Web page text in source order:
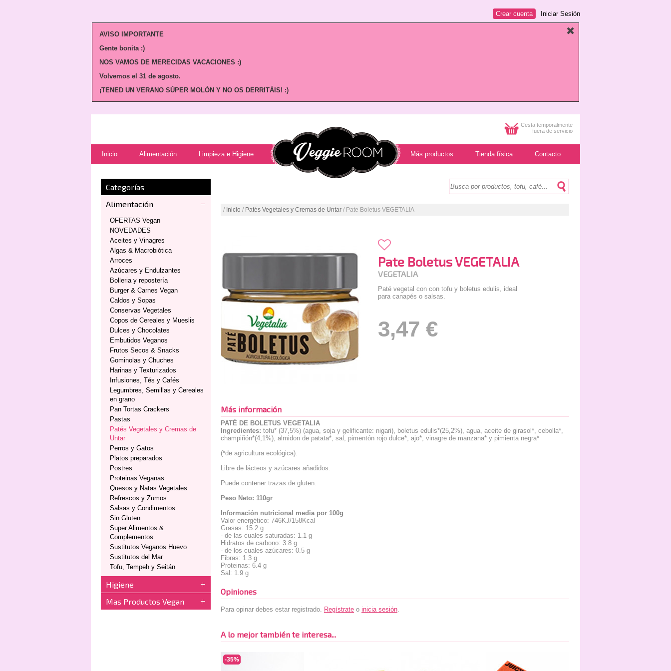
Iniciar Sesión
Crear cuenta
AVISO IMPORTANTE
Gente bonita :)
NOS VAMOS DE MERECIDAS VACACIONES :)
Volvemos el 31 de agosto.
¡TENED UN VERANO SÚPER MOLÓN Y NO OS DERRITÁIS! :)
Cesta temporalmente
fuera de servicio
Inicio Alimentación Limpieza e Higiene Más productos Tienda física Contacto
Categorías
Alimentación
OFERTAS Vegan
NOVEDADES
Aceites y Vinagres
Algas & Macrobiótica
Arroces
Azúcares y Endulzantes
Bolleria y repostería
Burger & Carnes Vegan
Caldos y Sopas
Conservas Vegetales
Copos de Cereales y Mueslis
Dulces y Chocolates
Embutidos Veganos
Frutos Secos & Snacks
Gominolas y Chuches
Harinas y Texturizados
Infusiones, Tés y Cafés
Legumbres, Semillas y Cereales
en grano
Pan Tortas Crackers
Pastas
Patés Vegetales y Cremas de
Untar
Perros y Gatos
Platos preparados
Postres
Proteinas Veganas
Quesos y Natas Vegetales
Refrescos y Zumos
Salsas y Condimentos
Sin Gluten
Super Alimentos &
Complementos
Sustitutos Veganos Huevo
Sustitutos del Mar
Tofu, Tempeh y Seitán
Higiene
Mas Productos Vegan
/ Inicio / Patés Vegetales y Cremas de Untar / Pate Boletus VEGETALIA
Pate Boletus VEGETALIA
VEGETALIA
Paté vegetal con con tofu y boletus edulis, ideal
para canapés o salsas.
3,47 €
Más información
PATÉ DE BOLETUS VEGETALIA
Ingredientes: tofu* (37,5%) (agua, soja y gelificante: nigari), boletus edulis*(25,2%), agua, aceite de girasol*, cebolla*,
champiñón*(4,1%), almidon de patata*, sal, pimentón rojo dulce*, ajo*, vinagre de manzana* y pimienta negra*
(*de agricultura ecológica).
Libre de lácteos y azúcares añadidos.
Puede contener trazas de gluten.
Peso Neto: 110gr
Información nutricional media por 100g
Valor energético: 746KJ/158Kcal
Grasas: 15.2 g
- de las cuales saturadas: 1.1 g
Hidratos de carbono: 3.8 g
- de los cuales azúcares: 0.5 g
Fibras: 1.3 g
Proteinas: 6.4 g
Sal: 1.9 g
Opiniones
Para opinar debes estar registrado. Regístrate o inicia sesión.
A lo mejor también te interesa...
-35%